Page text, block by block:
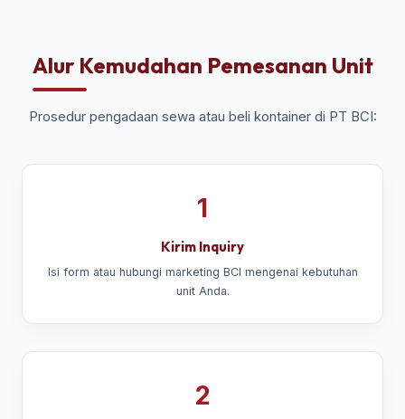
Alur Kemudahan Pemesanan Unit
Prosedur pengadaan sewa atau beli kontainer di PT BCI:
1
Kirim Inquiry
Isi form atau hubungi marketing BCI mengenai kebutuhan
unit Anda.
2